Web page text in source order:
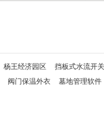
杨王经济园区
挡板式水流开关
阀门保温外衣 墓地管理软件